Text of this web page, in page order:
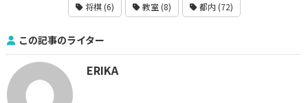
将棋 (6) 教室 (8) 都内 (72)
この記事のライター
ERIKA